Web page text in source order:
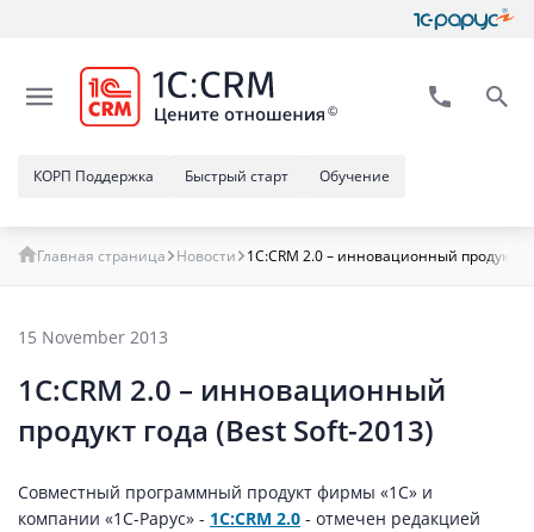
Обучение
Быстрый старт
КОРП Поддержка
Главная страница Новости 1C:CRM 2.0 – инновационный продукт
15 November 2013
1C:CRM 2.0 – инновационный
продукт года (Best Soft-2013)
Совместный программный продукт фирмы «1С» и
компании «1С-Рарус» - 1С:CRM 2.0 - отмечен редакцией